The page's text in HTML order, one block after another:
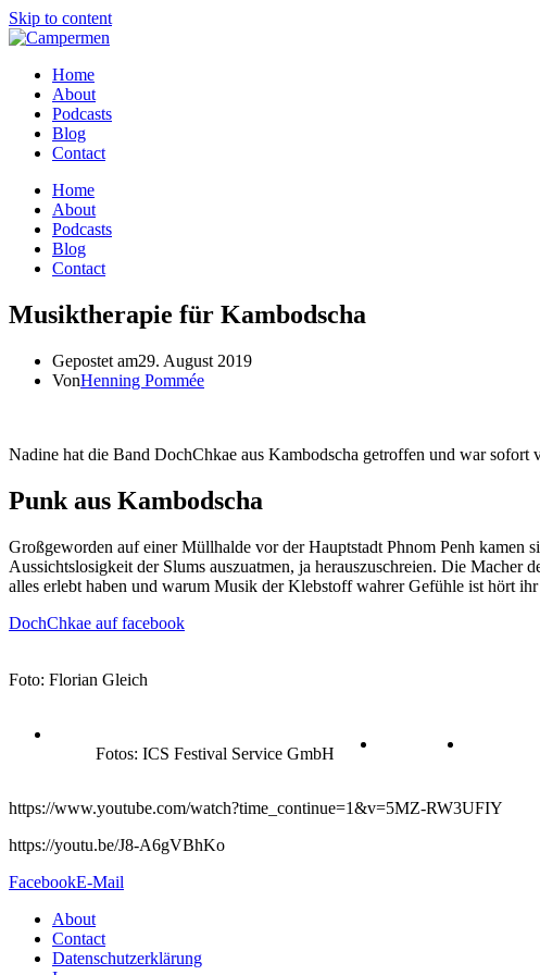
Skip to content
Home
About
Podcasts
Blog
Contact
Home
About
Podcasts
Blog
Contact
Musiktherapie für Kambodscha
Gepostet am29. August 2019
VonHenning Pommée
Nadine hat die Band DochChkae aus Kambodscha getroffen und war sofort
Punk aus Kambodscha
Großgeworden auf einer Müllhalde vor der Hauptstadt Phnom Penh
Aussichtslosigkeit der Slums auszuatmen, ja herauszuschreien. Die
alles erlebt haben und warum Musik der Klebstoff wahrer Gefühle ist hört ihr
DochChkae auf facebook
Foto: Florian Gleich
Fotos: ICS Festival Service GmbH
https://www.youtube.com/watch?time_continue=1&v=5MZ-RW3UFIY
https://youtu.be/J8-A6gVBhKo
FacebookE-Mail
About
Contact
Datenschutzerklärung